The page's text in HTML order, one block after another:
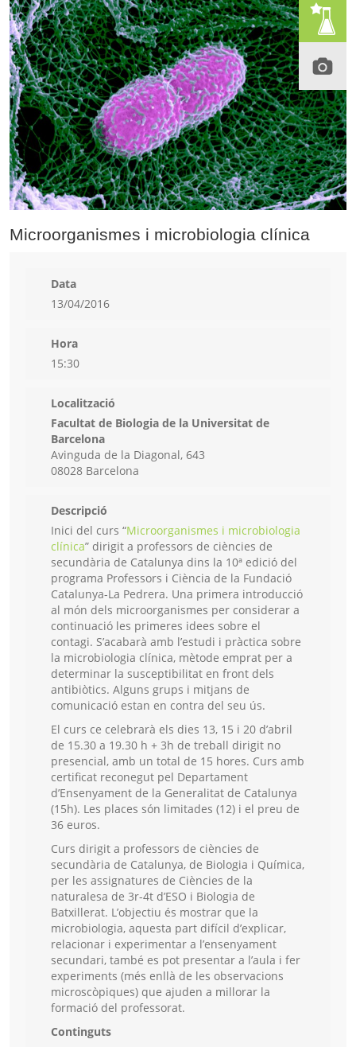
Microorganismes i microbiologia clínica
Data
13/04/2016
Hora
15:30
Localització
Facultat de Biologia de la Universitat de
Barcelona
Avinguda de la Diagonal, 643
08028 Barcelona
Descripció
Inici del curs “Microorganismes i microbiologia
clínica” dirigit a professors de ciències de
secundària de Catalunya dins la 10ª edició del
programa Professors i Ciència de la Fundació
Catalunya-La Pedrera. Una primera introducció
al món dels microorganismes per considerar a
continuació les primeres idees sobre el
contagi. S’acabarà amb l’estudi i pràctica sobre
la microbiologia clínica, mètode emprat per a
determinar la susceptibilitat en front dels
antibiòtics. Alguns grups i mitjans de
comunicació estan en contra del seu ús.
El curs ce celebrarà els dies 13, 15 i 20 d’abril
de 15.30 a 19.30 h + 3h de treball dirigit no
presencial, amb un total de 15 hores. Curs amb
certificat reconegut pel Departament
d’Ensenyament de la Generalitat de Catalunya
(15h). Les places són limitades (12) i el preu de
36 euros.
Curs dirigit a professors de ciències de
secundària de Catalunya, de Biologia i Química,
per les assignatures de Ciències de la
naturalesa de 3r-4t d’ESO i Biologia de
Batxillerat. L’objectiu és mostrar que la
microbiologia, aquesta part difícil d’explicar,
relacionar i experimentar a l’ensenyament
secundari, també es pot presentar a l’aula i fer
experiments (més enllà de les observacions
microscòpiques) que ajuden a millorar la
formació del professorat.
Continguts